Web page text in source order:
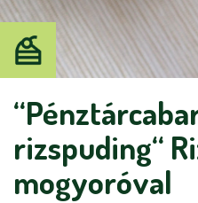
rizspuding“
mogyoróval